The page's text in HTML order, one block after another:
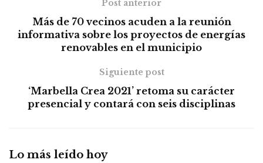
Post anterior
Más de 70 vecinos acuden a la reunión
informativa sobre los proyectos de energías
renovables en el municipio
Siguiente post
‘Marbella Crea 2021’ retoma su carácter
presencial y contará con seis disciplinas
Lo más leído hoy